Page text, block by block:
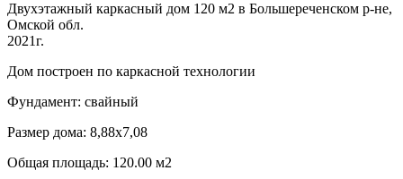
Двухэтажный каркасный дом 120 м2 в Большереченском р-не,
Омской обл.
2021г.
Дом построен по каркасной технологии
Фундамент: свайный
Размер дома: 8,88х7,08
Общая площадь: 120.00 м2